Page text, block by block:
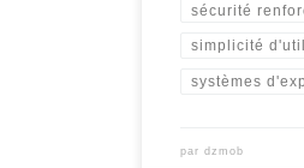
sécurité
simplicité
systèmes
pardzmob